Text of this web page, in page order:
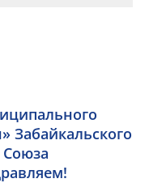
Забайкальского